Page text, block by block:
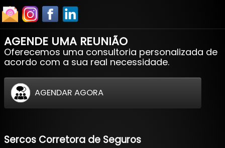
AGENDE UMA REUNIÃO
Oferecemos uma consultoria personalizada de
acordo com a sua real necessidade.
AGENDAR AGORA
Sercos Corretora de Seguros